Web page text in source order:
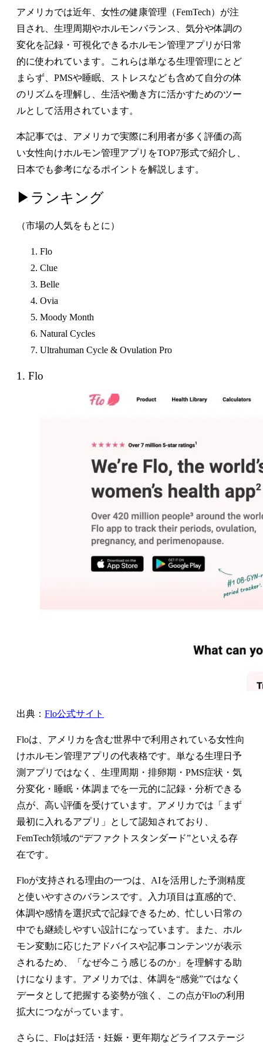
アメリカでは近年、女性の健康管理（FemTech）が注
目され、生理周期やホルモンバランス、気分や体調の
変化を記録・可視化できるホルモン管理アプリが日常
的に使われています。これらは単なる生理管理にとど
まらず、PMSや睡眠、ストレスなども含めて自分の体
のリズムを理解し、生活や働き方に活かすためのツー
ルとして活用されています。
本記事では、アメリカで実際に利用者が多く評価の高
い女性向けホルモン管理アプリをTOP7形式で紹介し、
日本でも参考になるポイントを解説します。
▶︎ランキング
（市場の人気をもとに）
Flo
Clue
Belle
Ovia
Moody Month
Natural Cycles
Ultrahuman Cycle & Ovulation Pro
1. Flo
出典： Flo公式サイト
Floは、アメリカを含む世界中で利用されている女性向
けホルモン管理アプリの代表格です。単なる生理日予
測アプリではなく、生理周期・排卵期・PMS症状・気
分変化・睡眠・体調までを一元的に記録・分析できる
点が、高い評価を受けています。アメリカでは「まず
最初に入れるアプリ」として認知されており、
FemTech領域の“デファクトスタンダード”といえる存
在です。
Floが支持される理由の一つは、AIを活用した予測精度
と使いやすさのバランスです。入力項目は直感的で、
体調や感情を選択式で記録できるため、忙しい日常の
中でも継続しやすい設計になっています。また、ホル
モン変動に応じたアドバイスや記事コンテンツが表示
されるため、「なぜ今こう感じるのか」を理解する助
けになります。アメリカでは、体調を“感覚”ではなく
データとして把握する姿勢が強く、この点がFloの利用
拡大につながっています。
さらに、Floは妊活・妊娠・更年期などライフステージ